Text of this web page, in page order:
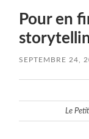
Pour en
SEPTEMBRE 24,
Le